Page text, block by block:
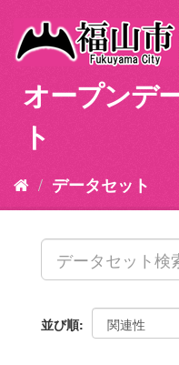
オープンデ
ト
データセット
並び順